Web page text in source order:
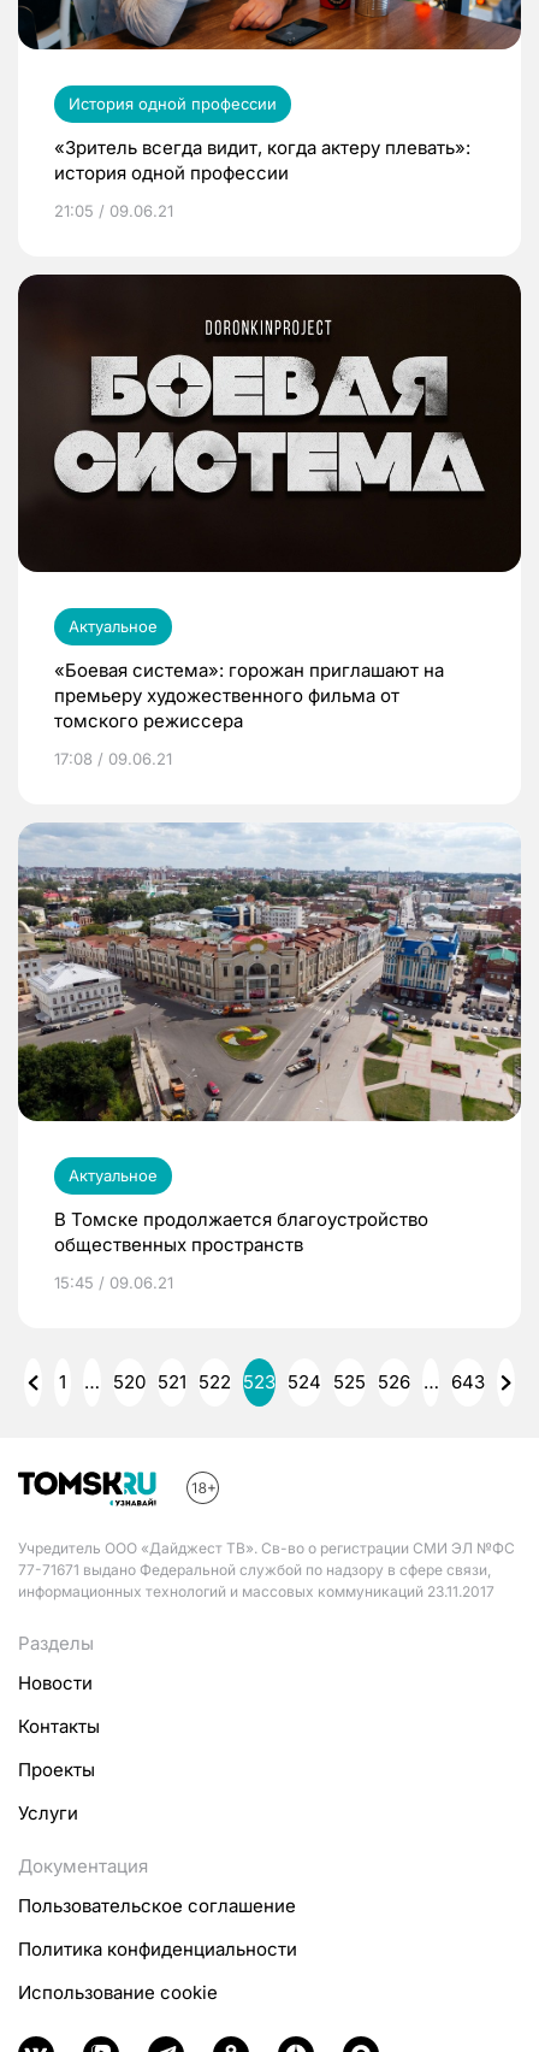
История одной профессии
«Зритель всегда видит, когда актеру плевать»:
история одной профессии
21:05 / 09.06.21
Актуальное
«Боевая система»: горожан приглашают на
премьеру художественного фильма от
томского режиссера
17:08 / 09.06.21
Актуальное
В Томске продолжается благоустройство
общественных пространств
15:45 / 09.06.21
1 … 520 521 522 523 524 525 526 … 643
Учредитель ООО «Дайджест ТВ». Св-во о регистрации СМИ ЭЛ №ФС
77-71671 выдано Федеральной службой по надзору в сфере связи,
информационных технологий и массовых коммуникаций 23.11.2017
Разделы
Новости
Контакты
Проекты
Услуги
Документация
Пользовательское соглашение
Политика конфиденциальности
Использование cookie